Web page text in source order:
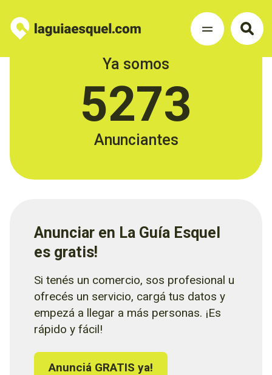
Ya somos
5273
Anunciantes
Anunciar en La Guía Esquel
es gratis!
Si tenés un comercio, sos profesional u
ofrecés un servicio, cargá tus datos y
empezá a llegar a más personas. ¡Es
rápido y fácil!
Anunciá GRATIS ya!